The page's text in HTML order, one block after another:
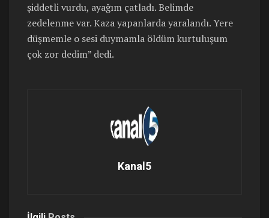
şiddetli vurdu, ayağım çatladı. Belimde
zedelenme var. Kaza yapanlarda yaralandı. Yere
düşmemle o sesi duymamla öldüm kurtuluşum
çok zor dedim” dedi.
Kanal5